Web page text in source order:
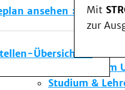
ansehen
Übersicht
Mit
zur
Notfall
Forschung & Lehre
Die Institute des
Forschung am
Studium &